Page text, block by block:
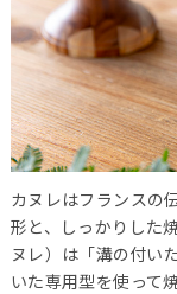
カヌレはフランスの
形と、しっかりした
ヌレ）は「溝の付い
いた専用型を使って